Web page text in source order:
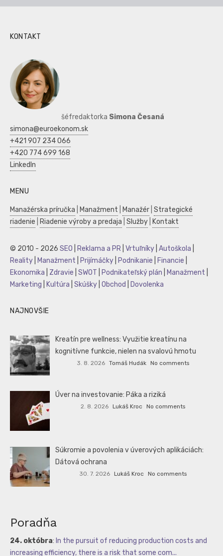
KONTAKT
šéfredaktorka Simona Česaná
simona@euroekonom.sk
+421 907 234 066
+420 774 699 168
LinkedIn
MENU
Manažérska príručka Manažment Manažér Strategické
riadenie
Riadenie výroby a predaja Služby Kontakt
© 2010 - 2026 SEO Reklama a PR Vrtuľníky Autoškola
Reality
Manažment Prijímáčky Podnikanie Financie
Ekonomika
Zdravie SWOT Podnikateľský plán Manažment
Marketing
Kultúra Skúšky Obchod Dovolenka
NAJNOVŠIE
Kreatín pre wellness: Využitie kreatínu na
kognitívne funkcie, nielen na svalovú hmotu
3. 8. 2026 Tomáš Hudák No comments
Úver na investovanie: Páka a riziká
2. 8. 2026 Lukáš Kroc No comments
Súkromie a povolenia v úverových aplikáciách:
Dátová ochrana
30. 7. 2026 Lukáš Kroc No comments
Poradňa
24. októbra: In the pursuit of reducing production costs and
increasing efficiency, there is a risk that some com...